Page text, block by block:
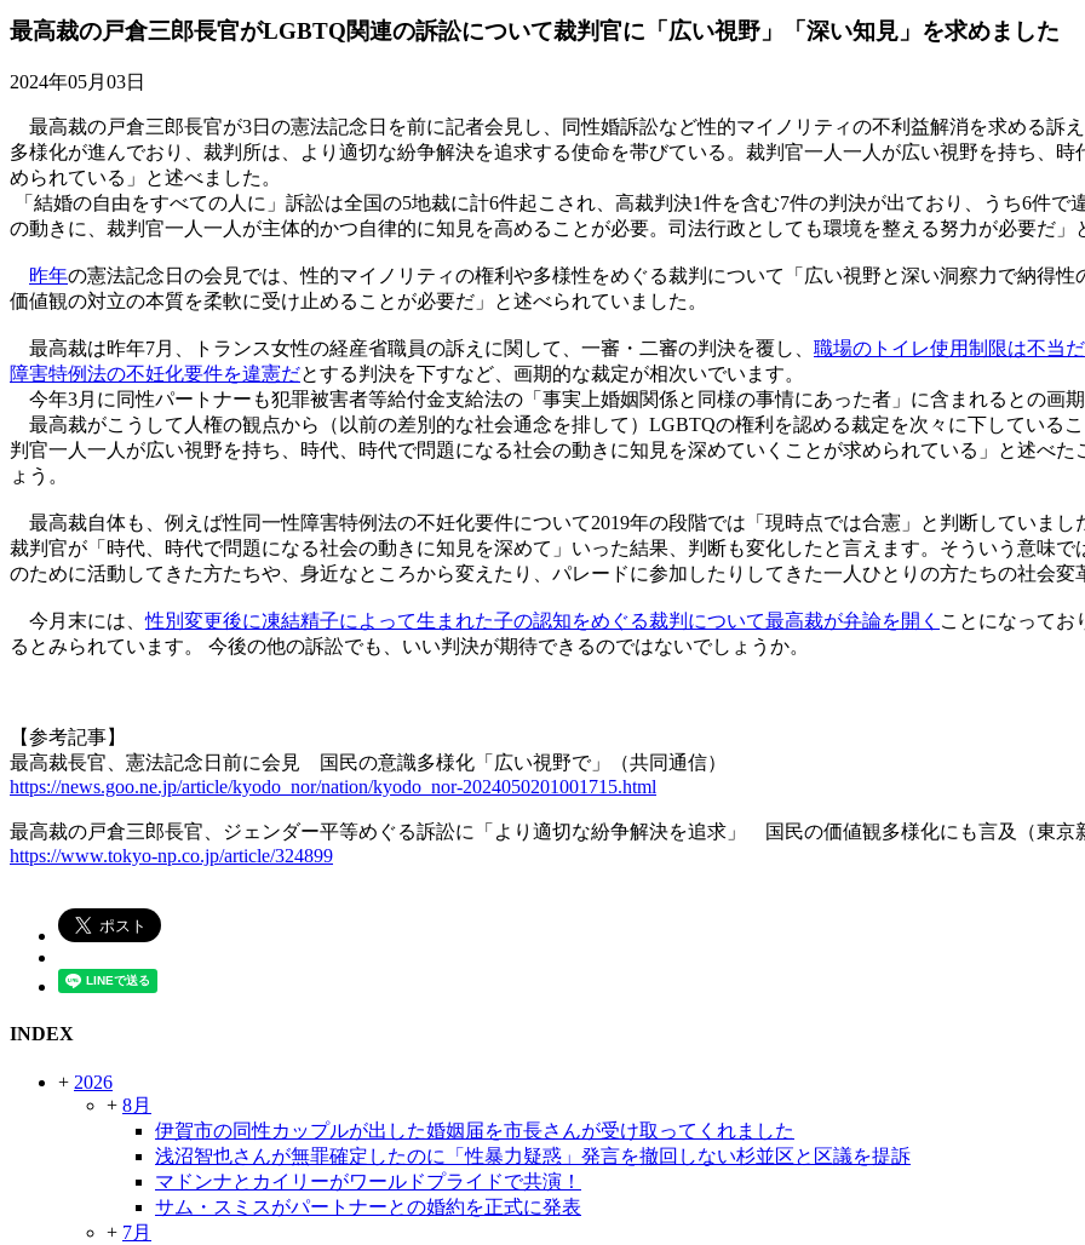
最高裁の戸倉三郎長官がLGBTQ関連の訴訟について裁判官に「広い視野」「深い知見」を求めました
2024年05月03日
最高裁の戸倉三郎長官が3日の憲法記念日を前に記者会見し、同性婚訴訟など性的マイノリティの不利益解消を求める訴
多様化が進んでおり、裁判所は、より適切な紛争解決を追求する使命を帯びている。裁判官一人一人が広い視野を持ち、
められている」と述べました。
「結婚の自由をすべての人に」訴訟は全国の5地裁に計6件起こされ、高裁判決1件を含む7件の判決が出ており、うち6件
の動きに、裁判官一人一人が主体的かつ自律的に知見を高めることが必要。司法行政としても環境を整える努力が必要だ」
昨年の憲法記念日の会見では、性的マイノリティの権利や多様性をめぐる裁判について「広い視野と深い洞察力で納得
価値観の対立の本質を柔軟に受け止めることが必要だ」と述べられていました。
最高裁は昨年7月、トランス女性の経産省職員の訴えに関して、一審・二審の判決を覆し、 職場のトイレ使用制限は不当だ
障害特例法の不妊化要件を違憲だとする判決を下すなど、画期的な裁定が相次いでいます。
今年3月に同性パートナーも犯罪被害者等給付金支給法の「事実上婚姻関係と同様の事情にあった者」に含まれるとの画
最高裁がこうして人権の観点から（以前の差別的な社会通念を排して）LGBTQの権利を認める裁定を次々に下している
判官一人一人が広い視野を持ち、時代、時代で問題になる社会の動きに知見を深めていくことが求められている」と述べ
ょう。
最高裁自体も、例えば性同一性障害特例法の不妊化要件について2019年の段階では「現時点では合憲」と判断していま
裁判官が「時代、時代で問題になる社会の動きに知見を深めて」いった結果、判断も変化したと言えます。そういう意味
のために活動してきた方たちや、身近なところから変えたり、パレードに参加したりしてきた一人ひとりの方たちの社会
今月末には、性別変更後に凍結精子によって生まれた子の認知をめぐる裁判について最高裁が弁論を開く ことになってお
るとみられています。 今後の他の訴訟でも、いい判決が期待できるのではないでしょうか。
【参考記事】
最高裁長官、憲法記念日前に会見 国民の意識多様化「広い視野で」（共同通信）
https://news.goo.ne.jp/article/kyodo_nor/nation/kyodo_nor-2024050201001715.html
最高裁の戸倉三郎長官、ジェンダー平等めぐる訴訟に「より適切な紛争解決を追求」 国民の価値観多様化にも言及（東京
https://www.tokyo-np.co.jp/article/324899
INDEX
+ 2026
+ 8月
伊賀市の同性カップルが出した婚姻届を市長さんが受け取ってくれました
浅沼智也さんが無罪確定したのに「性暴力疑惑」発言を撤回しない杉並区と区議を提訴
マドンナとカイリーがワールドプライドで共演！
サム・スミスがパートナーとの婚約を正式に発表
+ 7月